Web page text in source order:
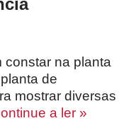
constar na planta
de
mostrar diversas
a ler »